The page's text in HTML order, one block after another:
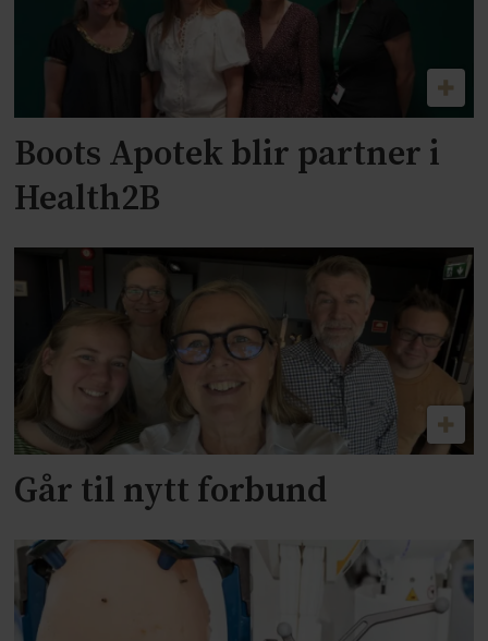
Boots Apotek blir partner i
Health2B
Går til nytt forbund